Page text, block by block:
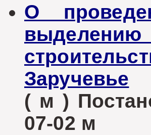
О
Заручевье
( м )
07-02 м